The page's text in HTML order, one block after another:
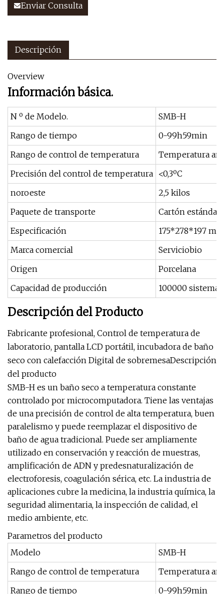
Enviar Consulta
Descripción
Overview
Información básica.
N º de Modelo.
SMB-H
Rango de tiempo
0-99h59min
Rango de control de temperatura
Temperatura
Precisión del control de temperatura <0,3ºC
noroeste
2,5 kilos
Paquete de transporte
Cartón estándar
Especificación
175*278*197
Marca comercial
Serviciobio
Origen
Porcelana
Capacidad de producción
100000
Descripción del Producto
Fabricante profesional, Control de temperatura de
laboratorio, pantalla LCD portátil, incubadora de baño
seco con calefacción Digital de sobremesaDescripción
del producto
SMB-H es un baño seco a temperatura constante
controlado por microcomputadora. Tiene las ventajas
de una precisión de control de alta temperatura, buen
paralelismo y puede reemplazar el dispositivo de
baño de agua tradicional. Puede ser ampliamente
utilizado en conservación y reacción de muestras,
amplificación de ADN y predesnaturalización de
electroforesis, coagulación sérica, etc. La industria de
aplicaciones cubre la medicina, la industria química, la
seguridad alimentaria, la inspección de calidad, el
medio ambiente, etc.
Parametros del producto
Modelo
SMB-H
Rango de control de temperatura
Temperatura
Rango de tiempo
0-99h59min